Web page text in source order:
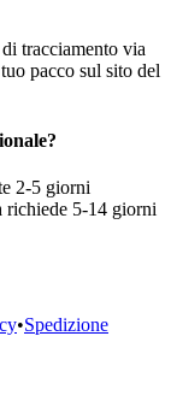
tracciamento via
pacco sul sito del
2-5 giorni
richiede 5-14 giorni
•Spedizione